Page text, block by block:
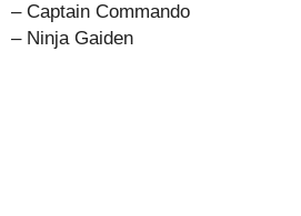
– Captain Commando
– Ninja Gaiden